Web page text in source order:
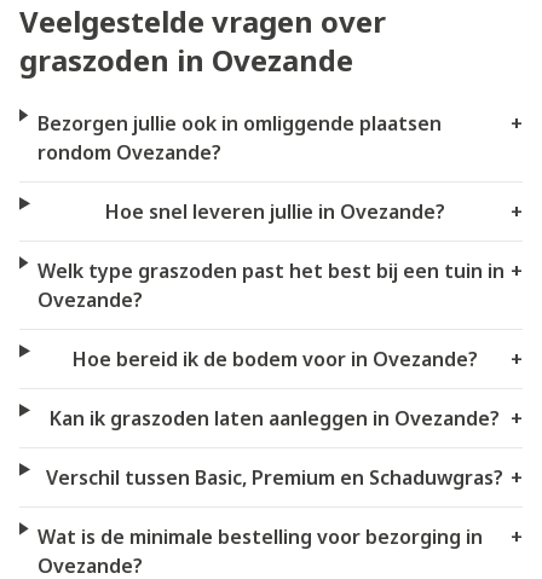
Veelgestelde vragen over
graszoden in Ovezande
Bezorgen jullie ook in omliggende plaatsen
rondom Ovezande?
+
Hoe snel leveren jullie in Ovezande? +
Welk type graszoden past het best bij een tuin in
Ovezande?
+
Hoe bereid ik de bodem voor in Ovezande? +
Kan ik graszoden laten aanleggen in Ovezande? +
Verschil tussen Basic, Premium en Schaduwgras? +
Wat is de minimale bestelling voor bezorging in
Ovezande?
+